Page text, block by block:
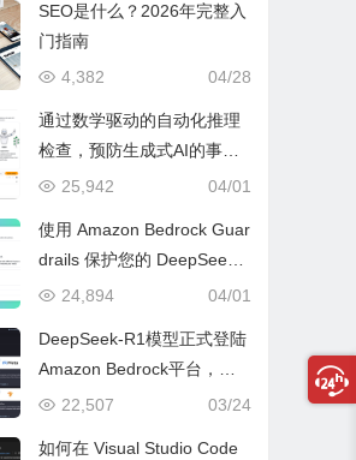
SEO是什么？2026年完整入
门指南
04/28
4,382
通过数学驱动的自动化推理
检查，预防生成式AI的事实
性错误与幻觉问题
04/01
25,942
使用 Amazon Bedrock Guar
drails 保护您的 DeepSeek
模型部署
04/01
24,894
DeepSeek-R1模型正式登陆
Amazon Bedrock平台，开
启全托管无服务器新纪元03/24
22,507
如何在 Visual Studio Code